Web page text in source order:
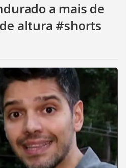
a mais de
altura #shorts